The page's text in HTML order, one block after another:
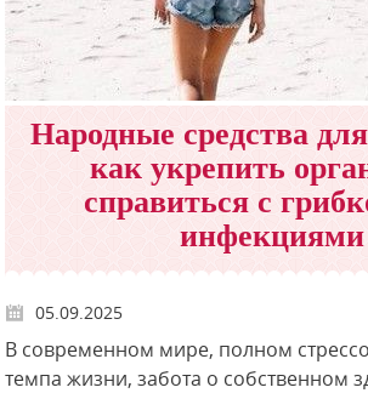
Народные средства
как укрепить
справиться с
инфекциями
05.09.2025
В современном мире, полном
темпа жизни, забота о собственном